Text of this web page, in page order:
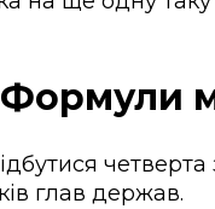
Формули
четверта
глав держав.